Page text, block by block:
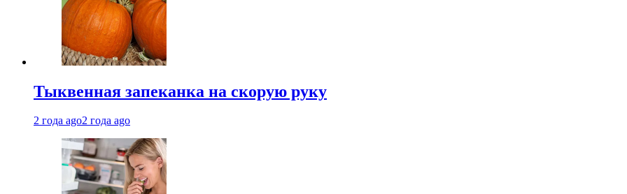
Тыквенная запеканка на скорую руку
2 года ago2 года ago